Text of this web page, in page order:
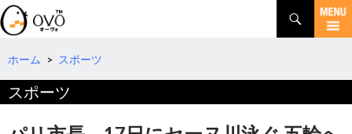
検
索
コ
テ
へ
ホーム > スポーツ
スポーツ